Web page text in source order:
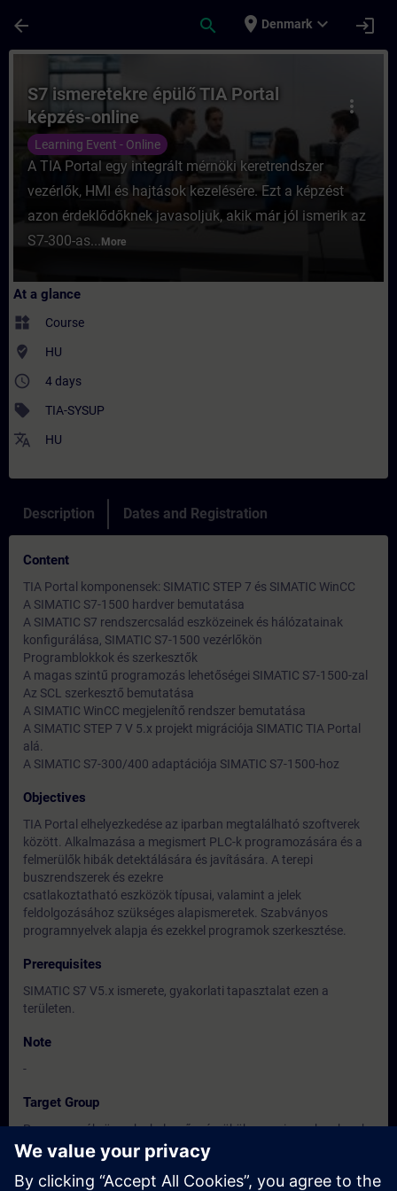
arrow_back search place Denmark expand_more login
Course - S7 ismeretekre épülő TIA
more_vert
S7 ismeretekre épülő TIA Portal
képzés-online
Learning Event - Online
A TIA Portal egy integrált mérnöki keretrendszer
vezérlők, HMI és hajtások kezelésére. Ezt a képzést
azon érdeklődőknek javasoljuk, akik már jól ismerik az
S7-300-as... More
At a glance
widgets Course
where_to_vote HU
access_time 4 days
sell TIA-SYSUP
translate HU
Description Dates and Registration
Content
TIA Portal komponensek: SIMATIC STEP 7 és SIMATIC WinCC
A SIMATIC S7-1500 hardver bemutatása
A SIMATIC S7 rendszercsalád eszközeinek és hálózatainak
konfigurálása, SIMATIC S7-1500 vezérlőkön
Programblokkok és szerkesztők
A magas szintű programozás lehetőségei SIMATIC S7-1500-zal
Az SCL szerkesztő bemutatása
A SIMATIC WinCC megjelenítő rendszer bemutatása
A SIMATIC STEP 7 V 5.x projekt migrációja SIMATIC TIA Portal
alá.
A SIMATIC S7-300/400 adaptációja SIMATIC S7-1500-hoz
Objectives
TIA Portal elhelyezkedése az iparban megtalálható szoftverek
között. Alkalmazása a megismert PLC-k programozására és a
felmerülők hibák detektálására és javítására. A terepi
buszrendszerek és ezekre
csatlakoztatható eszközök típusai, valamint a jelek
feldolgozásához szükséges alapismeretek. Szabványos
programnyelvek alapja és ezekkel programok szerkesztése.
Prerequisites
SIMATIC S7 V5.x ismerete, gyakorlati tapasztalat ezen a
területen.
Note
-
Target Group
Programozók, üzembe helyező mérnökök, szerviz szakemberek,
üzemeltetési és karbantartási szakemberek